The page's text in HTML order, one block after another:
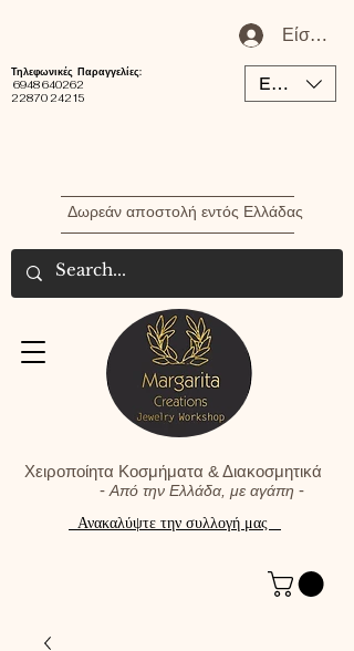
Δωρεάν αποστολή εντός Ελλάδας
EUR (€)
Τηλεφωνικές Παραγγελίες:
6948 640262
22870 24215
Ανακαλύψτε την συλλογή μας
Χειροποίητα Κοσμήματα & Διακοσμητικά
- Από την Ελλάδα, με αγάπη -